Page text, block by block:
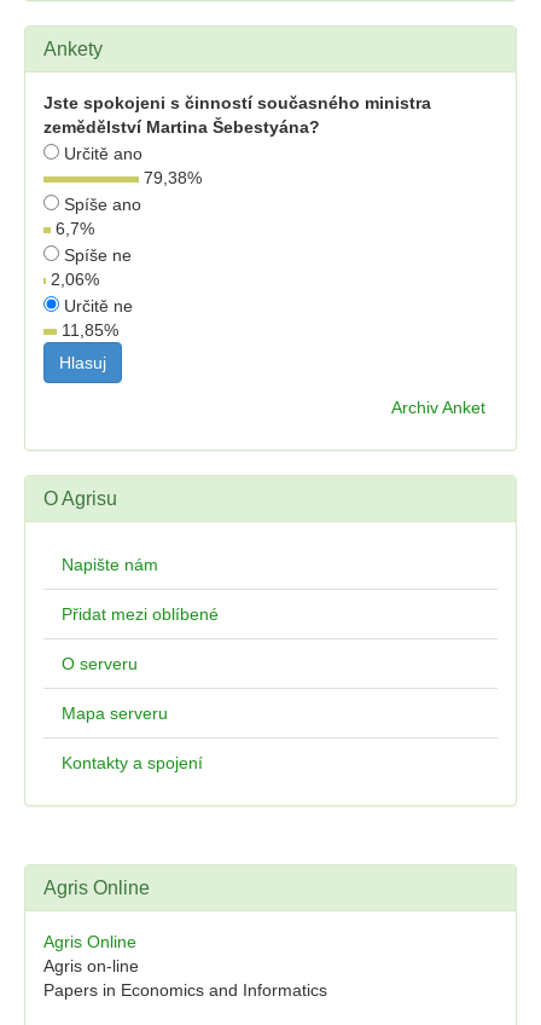
Ankety
Jste spokojeni s činností současného ministra
zemědělství Martina Šebestyána?
Určitě ano
79,38%
Spíše ano
6,7%
Spíše ne
2,06%
Určitě ne
11,85%
Archiv Anket
O Agrisu
Napište nám
Přidat mezi oblíbené
O serveru
Mapa serveru
Kontakty a spojení
Agris Online
Agris Online
Agris on-line
Papers in Economics and Informatics